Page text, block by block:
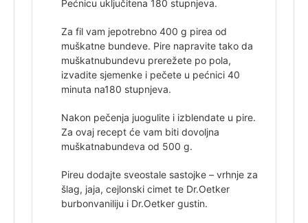
Pećnicu uključitena 180 stupnjeva.
Za fil vam jepotrebno 400 g pirea od
muškatne bundeve. Pire napravite tako da
muškatnubundevu prerežete po pola,
izvadite sjemenke i pečete u pećnici 40
minuta na180 stupnjeva.
Nakon pečenja juogulite i izblendate u pire.
Za ovaj recept će vam biti dovoljna
muškatnabundeva od 500 g.
Pireu dodajte sveostale sastojke – vrhnje za
šlag, jaja, cejlonski cimet te Dr.Oetker
burbonvaniliju i Dr.Oetker gustin.